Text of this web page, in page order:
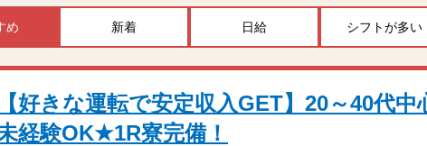
め 新着 日給 シフトが多い
【好きな運転で安定収入GET】20～40代中
経験OK★1R寮完備！